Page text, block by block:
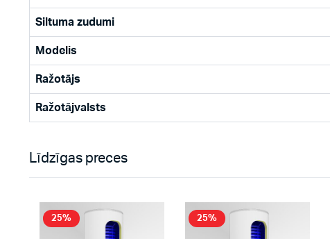
Siltuma zudumi
Modelis
Ražotājs
Ražotājvalsts
Līdzīgas preces
25% 25%